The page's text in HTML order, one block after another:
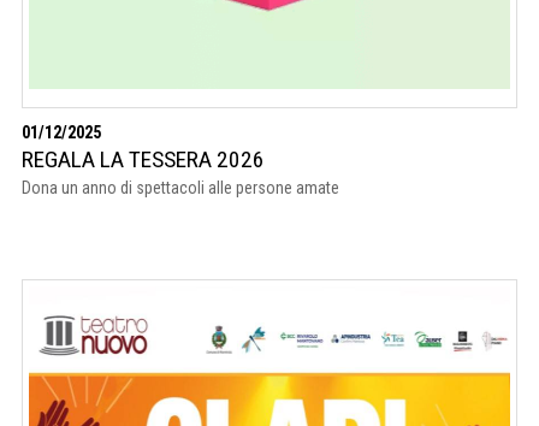
01/12/2025
REGALA LA TESSERA 2026
Dona un anno di spettacoli alle persone amate